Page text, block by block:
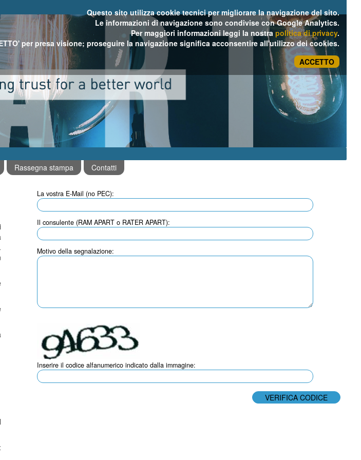
Rassegna stampa Contatti
La vostra E-Mail (no PEC):
Il consulente (RAM APART o RATER APART):
Motivo della segnalazione:
Inserire il codice alfanumerico indicato dalla immagine:
Questo sito utilizza cookie tecnici per migliorare la navigazione del sito.
Le informazioni di navigazione sono condivise con Google Analytics.
Per maggiori informazioni leggi la nostra politica di privacy.
per presa visione; proseguire la navigazione significa acconsentire all'utilizzo dei cookies.
ACCETTO